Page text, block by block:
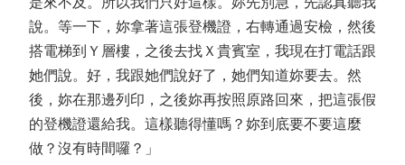
說。等一下，妳拿著這張登機證，右轉通過安檢，然後
搭電梯到Ｙ層樓，之後去找Ｘ貴賓室，我現在打電話跟
她們說。好，我跟她們說好了，她們知道妳要去。然
後，妳在那邊列印，之後妳再按照原路回來，把這張假
的登機證還給我。這樣聽得懂嗎？妳到底要不要這麼
做？沒有時間囉？」